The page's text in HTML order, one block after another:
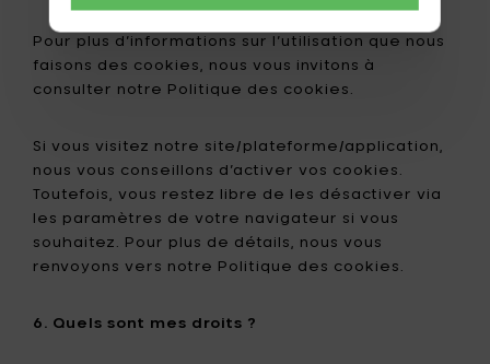
Pour plus d’informations sur l’utilisation que nous
faisons des cookies, nous vous invitons à
consulter notre Politique des cookies.
Si vous visitez notre site/plateforme/application,
nous vous conseillons d’activer vos cookies.
Toutefois, vous restez libre de les désactiver via
les paramètres de votre navigateur si vous
souhaitez. Pour plus de détails, nous vous
renvoyons vers notre Politique des cookies.
6. Quels sont mes droits ?